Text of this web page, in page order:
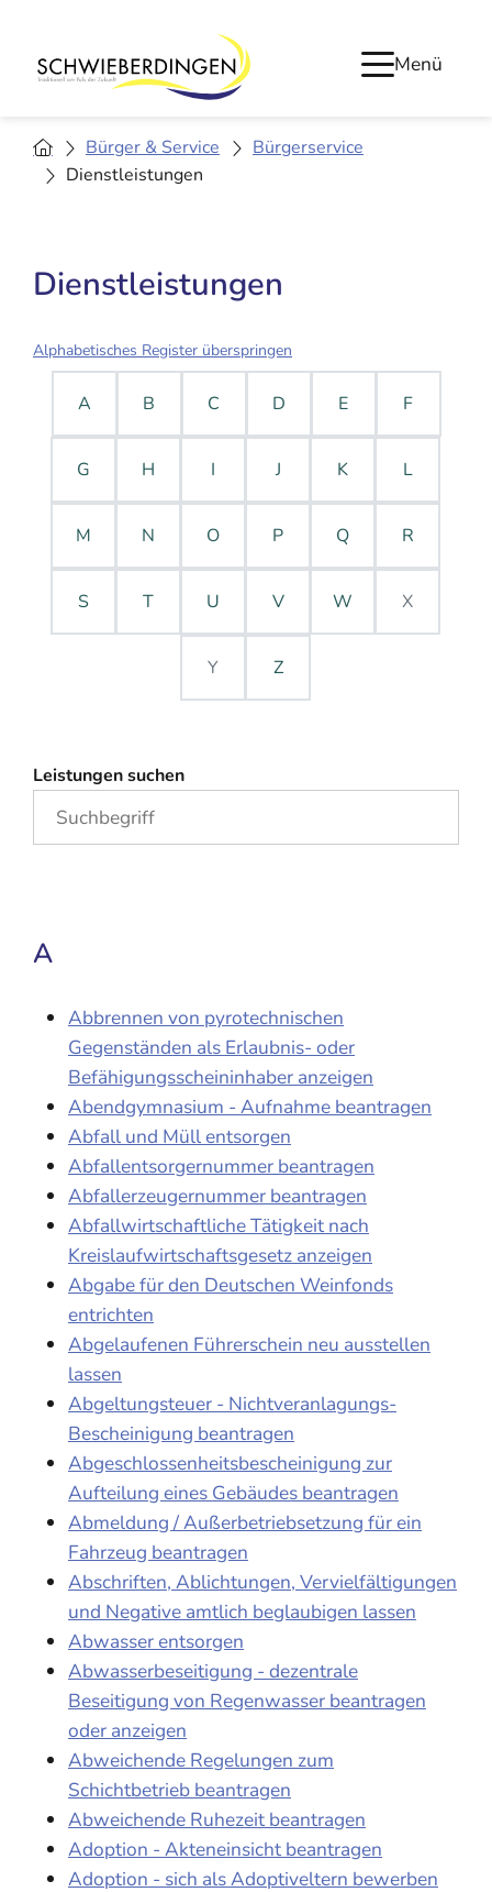
Menü
Bürger & Service
Bürgerservice
Dienstleistungen
Dienstleistungen
Alphabetisches Register überspringen
A B C D E F
G H I J K L
M N O P Q R
S T U V W X
Y Z
Leistungen suchen
A
Abbrennen von pyrotechnischen
Gegenständen als Erlaubnis- oder
Befähigungsscheininhaber anzeigen
Abendgymnasium - Aufnahme beantragen
Abfall und Müll entsorgen
Abfallentsorgernummer beantragen
Abfallerzeugernummer beantragen
Abfallwirtschaftliche Tätigkeit nach
Kreislaufwirtschaftsgesetz anzeigen
Abgabe für den Deutschen Weinfonds
entrichten
Abgelaufenen Führerschein neu ausstellen
lassen
Abgeltungsteuer - Nichtveranlagungs-
Bescheinigung beantragen
Abgeschlossenheitsbescheinigung zur
Aufteilung eines Gebäudes beantragen
Abmeldung / Außerbetriebsetzung für ein
Fahrzeug beantragen
Abschriften, Ablichtungen, Vervielfältigungen
und Negative amtlich beglaubigen lassen
Abwasser entsorgen
Abwasserbeseitigung - dezentrale
Beseitigung von Regenwasser beantragen
oder anzeigen
Abweichende Regelungen zum
Schichtbetrieb beantragen
Abweichende Ruhezeit beantragen
Adoption - Akteneinsicht beantragen
Adoption - sich als Adoptiveltern bewerben